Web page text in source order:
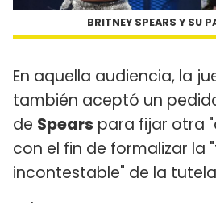
BRITNEY SPEARS Y SU
En aquella audiencia, la
también aceptó un
de Spears para fijar otra
con el fin de formalizar la
incontestable" de la